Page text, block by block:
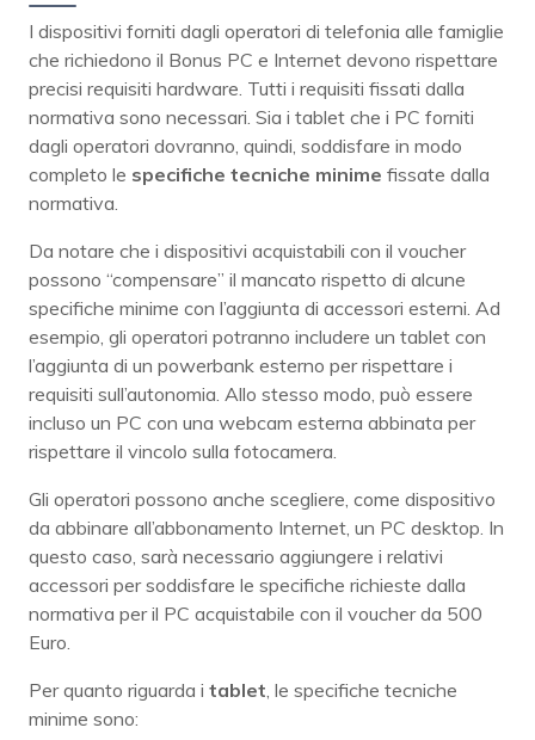
I dispositivi forniti dagli operatori di telefonia alle famiglie
che richiedono il Bonus PC e Internet devono rispettare
precisi requisiti hardware. Tutti i requisiti fissati dalla
normativa sono necessari. Sia i tablet che i PC forniti
dagli operatori dovranno, quindi, soddisfare in modo
completo le specifiche tecniche minime fissate dalla
normativa.
Da notare che i dispositivi acquistabili con il voucher
possono “compensare” il mancato rispetto di alcune
specifiche minime con l’aggiunta di accessori esterni. Ad
esempio, gli operatori potranno includere un tablet con
l’aggiunta di un powerbank esterno per rispettare i
requisiti sull’autonomia. Allo stesso modo, può essere
incluso un PC con una webcam esterna abbinata per
rispettare il vincolo sulla fotocamera.
Gli operatori possono anche scegliere, come dispositivo
da abbinare all’abbonamento Internet, un PC desktop. In
questo caso, sarà necessario aggiungere i relativi
accessori per soddisfare le specifiche richieste dalla
normativa per il PC acquistabile con il voucher da 500
Euro.
Per quanto riguarda i tablet , le specifiche tecniche
minime sono: